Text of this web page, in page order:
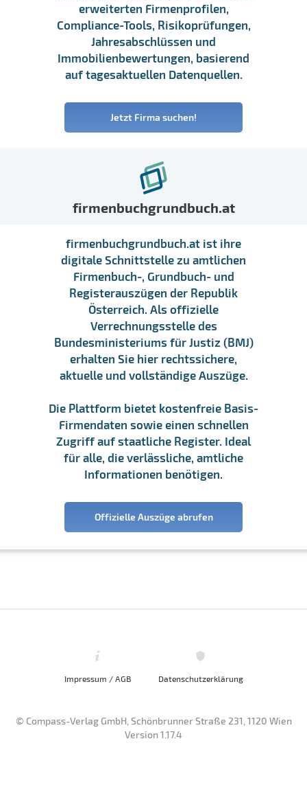
erweiterten Firmenprofilen,
Compliance-Tools, Risikoprüfungen,
Jahresabschlüssen und
Immobilienbewertungen, basierend
auf tagesaktuellen Datenquellen.
Jetzt Firma suchen!
firmenbuchgrundbuch.at
firmenbuchgrundbuch.at ist ihre
digitale Schnittstelle zu amtlichen
Firmenbuch-, Grundbuch- und
Registerauszügen der Republik
Österreich. Als offizielle
Verrechnungsstelle des
Bundesministeriums für Justiz (BMJ)
erhalten Sie hier rechtssichere,
aktuelle und vollständige Auszüge.
Die Plattform bietet kostenfreie Basis-
Firmendaten sowie einen schnellen
Zugriff auf staatliche Register. Ideal
für alle, die verlässliche, amtliche
Informationen benötigen.
Offizielle Auszüge abrufen
Impressum / AGB Datenschutzerklärung
© Compass-Verlag GmbH, Schönbrunner Straße 231, 1120 Wien
Version 1.17.4